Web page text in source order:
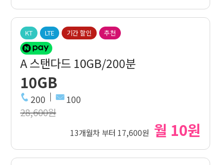
KT LTE 기간 할인 추천
A 스탠다드 10GB/200분
10GB
200 100
28,600원
13개월차 부터 17,600원 월 10원